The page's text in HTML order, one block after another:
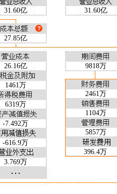
0.044
0.151
14.16
15.52
26-03-31
0.244
0.295
0.034
0.261
48.70
52.97
1.949
2.126
1.126
25-12-31
612.8
10.18
14.73
2.961
4.381
0.219
0.587
8.841
31.60亿 31.60亿
27.85亿
26.16亿 9818万
1461万
6319万
2461万
-7.492万
1104万
-616.9万
5857万
3.769万
396.4万